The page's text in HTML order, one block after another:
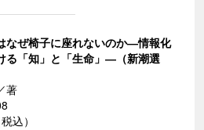
なぜ椅子に座れないのか―情報化
る「知」と「生命」―（新潮選
著
込）